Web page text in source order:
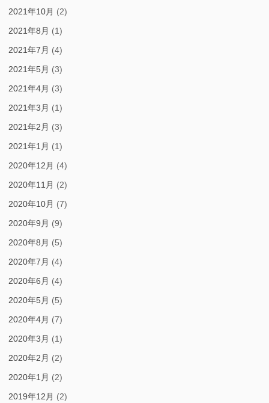
2021年10月 (2)
2021年8月 (1)
2021年7月 (4)
2021年5月 (3)
2021年4月 (3)
2021年3月 (1)
2021年2月 (3)
2021年1月 (1)
2020年12月 (4)
2020年11月 (2)
2020年10月 (7)
2020年9月 (9)
2020年8月 (5)
2020年7月 (4)
2020年6月 (4)
2020年5月 (5)
2020年4月 (7)
2020年3月 (1)
2020年2月 (2)
2020年1月 (2)
2019年12月 (2)